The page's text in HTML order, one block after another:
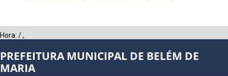
Hora: /,
PREFEITURA MUNICIPAL DE BELÉM DE
MARIA